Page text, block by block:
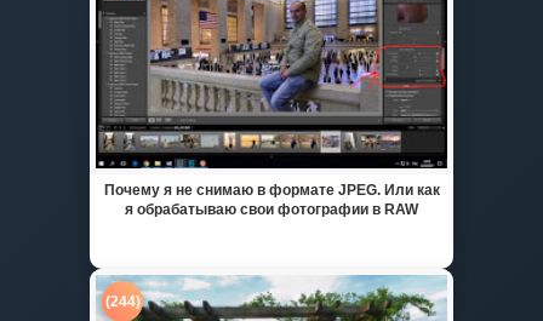
Почему я не снимаю в формате JPEG. Или как
я обрабатываю свои фотографии в RAW
(244)